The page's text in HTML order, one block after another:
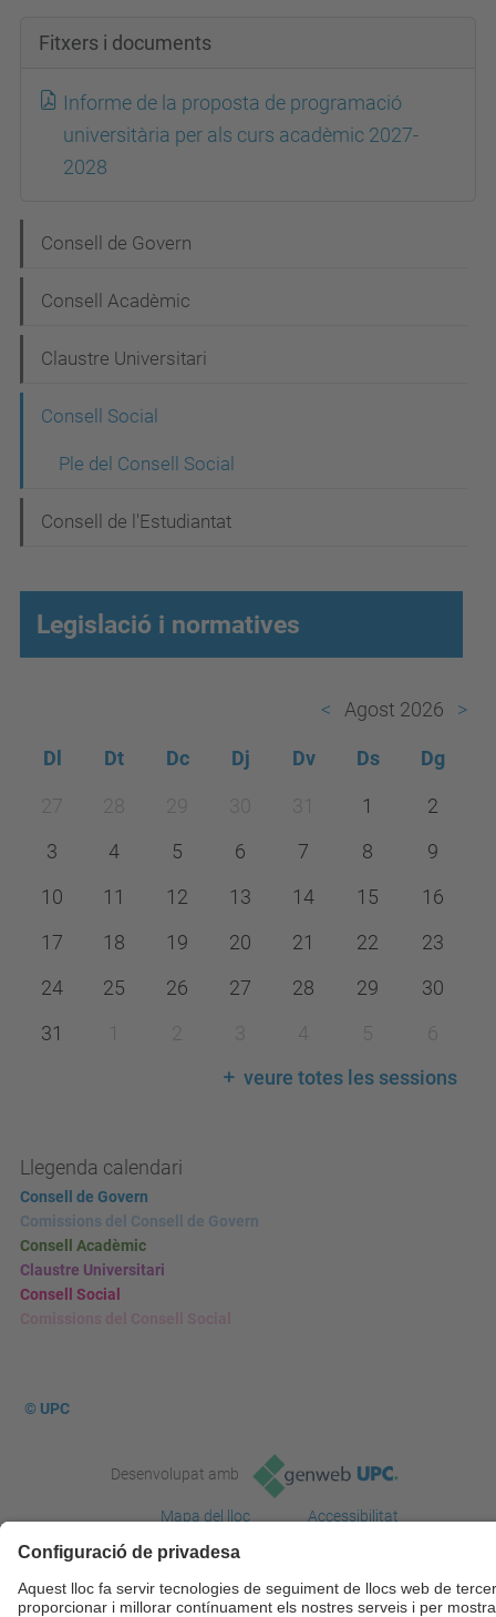
Fitxers i documents
Informe de la proposta de programació
universitària per als curs acadèmic 2027-
2028
a
v
g
i
ó
Consell de Govern
Consell Acadèmic
Claustre Universitari
Consell Social
Ple del Consell Social
Consell de l'Estudiantat
Legislació i normatives
Agost 2026
Dl Dt Dc Dj Dv Ds Dg
27 28 29 30 31 1
2
3
4 5 6 7 8
9
10
11 12 13 14 15
16
17
18 19 20 21 22
23
24
25 26 27 28 29
30
31
1 2 3 4 5
6
veure totes les sessions
Llegenda calendari
Consell de Govern
Comissions del Consell de Govern
Consell Acadèmic
Claustre Universitari
Consell Social
© UPC
Desenvolupat amb
Mapa del lloc
Accessibilitat
Avís legal
Configuració de privadesa